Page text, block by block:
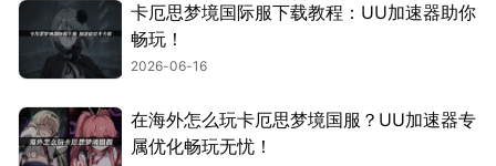
卡厄思梦境国际服下载教程：UU加速器助你
畅玩！
2026-06-16
在海外怎么玩卡厄思梦境国服？UU加速器专
属优化畅玩无忧！